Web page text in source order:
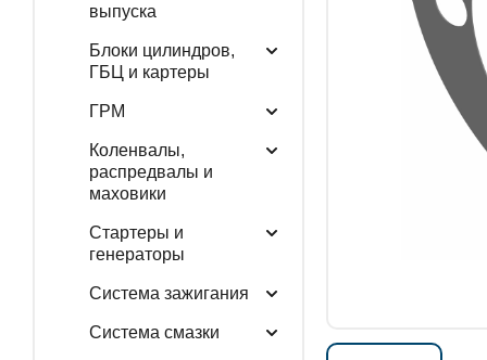
РАСПРОДАЖА
выпуска
Блоки цилиндров,
ГБЦ и картеры
ГРМ
Коленвалы,
распредвалы и
маховики
Стартеры и
генераторы
Система зажигания
Система смазки